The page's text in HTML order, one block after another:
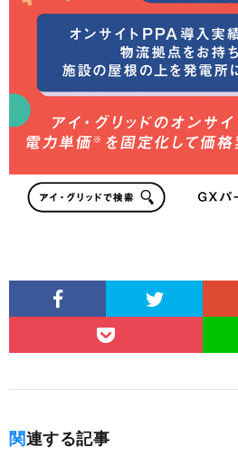
関連する記事